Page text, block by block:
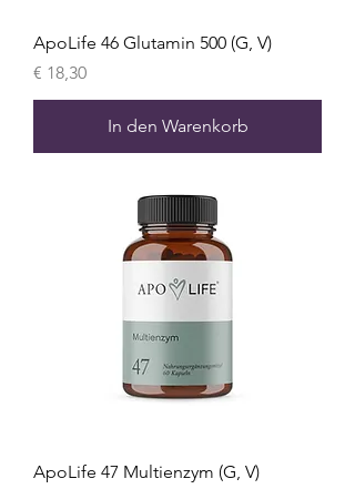
ApoLife 46 Glutamin 500 (G, V)
Preis
€ 18,30
In den Warenkorb
ApoLife 47 Multienzym (G, V)